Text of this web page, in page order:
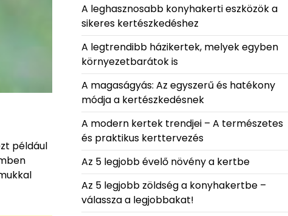
például
A leghasznosabb konyhakerti eszközök a
sikeres kertészkedéshez
A legtrendibb házikertek, melyek egyben
környezetbarátok is
A magaságyás: Az egyszerű és hatékony
módja a kertészkedésnek
A modern kertek trendjei – A természetes
és praktikus kerttervezés
Az 5 legjobb évelő növény a kertbe
Az 5 legjobb zöldség a konyhakertbe –
válassza a legjobbakat!